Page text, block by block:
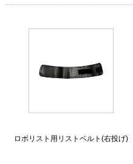
ロボリスト用リストベルト(右投げ)